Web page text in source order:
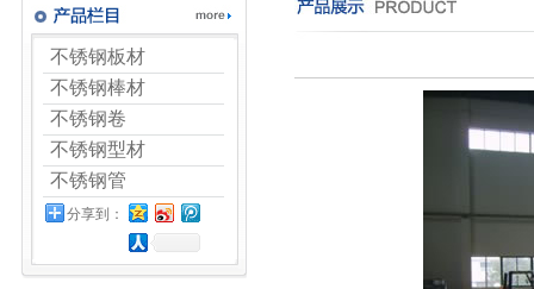
不锈钢板材
不锈钢棒材
不锈钢卷
不锈钢型材
不锈钢管
分享到：